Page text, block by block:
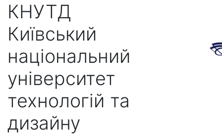
КНУТД
Київський
національний
університет
технологій та
дизайну